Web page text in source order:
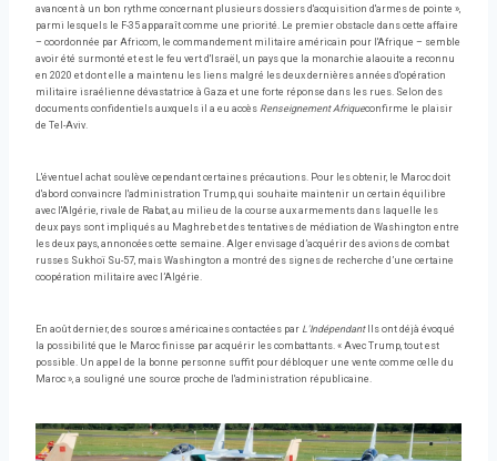
avancent à un bon rythme concernant plusieurs dossiers d'acquisition d'armes de pointe »,
parmi lesquels le F-35 apparaît comme une priorité. Le premier obstacle dans cette affaire
– coordonnée par Africom, le commandement militaire américain pour l'Afrique – semble
avoir été surmonté et est le feu vert d'Israël, un pays que la monarchie alaouite a reconnu
en 2020 et dont elle a maintenu les liens malgré les deux dernières années d'opération
militaire israélienne dévastatrice à Gaza et une forte réponse dans les rues. Selon des
documents confidentiels auxquels il a eu accès Renseignement Afriqueconfirme le plaisir
de Tel-Aviv.
L'éventuel achat soulève cependant certaines précautions. Pour les obtenir, le Maroc doit
d'abord convaincre l'administration Trump, qui souhaite maintenir un certain équilibre
avec l'Algérie, rivale de Rabat, au milieu de la course aux armements dans laquelle les
deux pays sont impliqués au Maghreb et des tentatives de médiation de Washington entre
les deux pays, annoncées cette semaine. Alger envisage d’acquérir des avions de combat
russes Sukhoï Su-57, mais Washington a montré des signes de recherche d’une certaine
coopération militaire avec l’Algérie.
En août dernier, des sources américaines contactées par L'IndépendantIls ont déjà évoqué
la possibilité que le Maroc finisse par acquérir les combattants. « Avec Trump, tout est
possible. Un appel de la bonne personne suffit pour débloquer une vente comme celle du
Maroc », a souligné une source proche de l'administration républicaine.